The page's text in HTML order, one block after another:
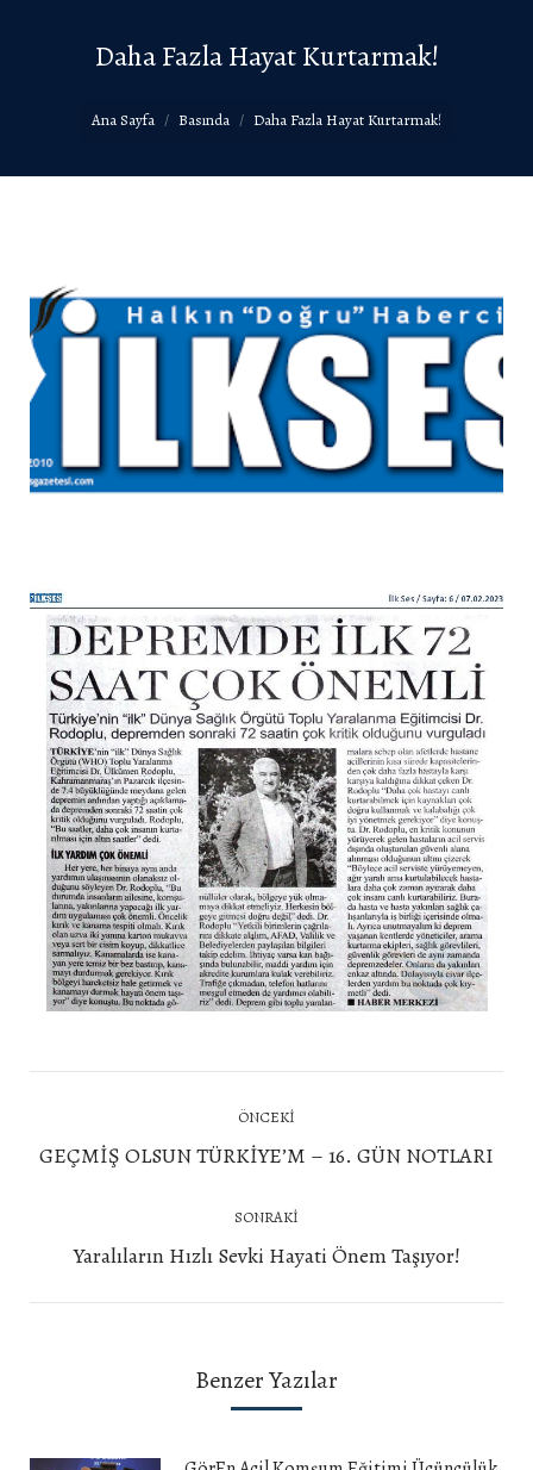
Daha Fazla Hayat Kurtarmak!
Ana Sayfa Basında Daha Fazla Hayat Kurtarmak!
ÖNCEKI
Önceki
GEÇMİŞ OLSUN TÜRKİYE’M – 16. GÜN NOTLARI
SONRAKI
Next
Yaralıların Hızlı Sevki Hayati Önem Taşıyor!
Benzer Yazılar